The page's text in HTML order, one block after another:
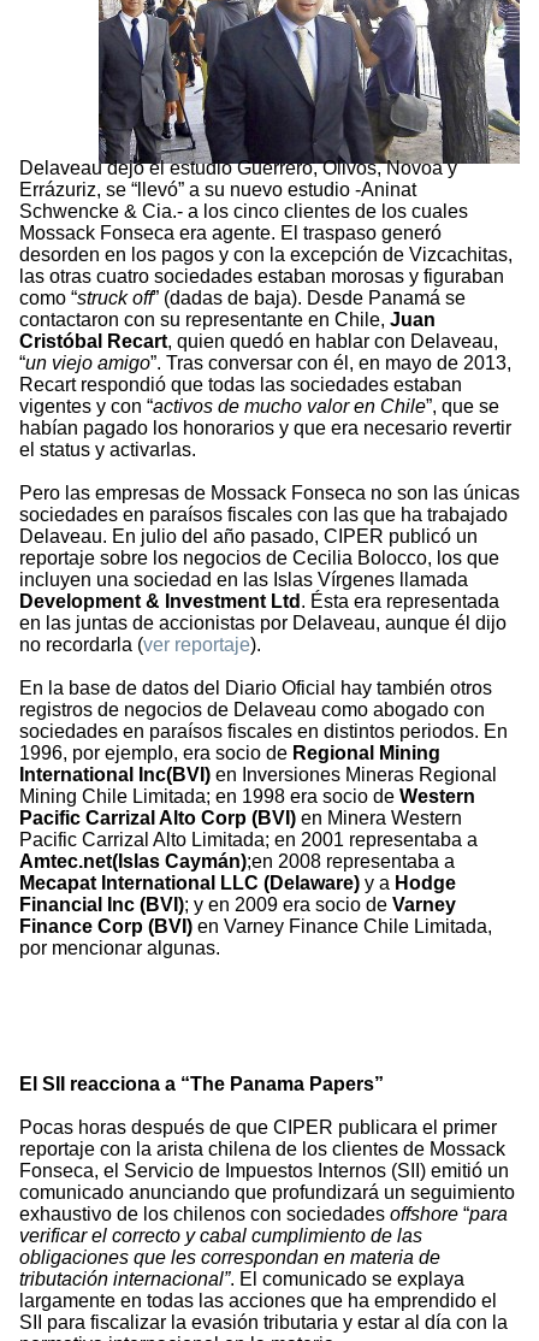
Delaveau dejó el estudio Guerrero, Olivos, Novoa y
Errázuriz, se “llevó” a su nuevo estudio -Aninat
Schwencke & Cia.- a los cinco clientes de los cuales
Mossack Fonseca era agente. El traspaso generó
desorden en los pagos y con la excepción de Vizcachitas,
las otras cuatro sociedades estaban morosas y figuraban
como “struck off” (dadas de baja). Desde Panamá se
contactaron con su representante en Chile, Juan
Cristóbal Recart, quien quedó en hablar con Delaveau,
“un viejo amigo”. Tras conversar con él, en mayo de 2013,
Recart respondió que todas las sociedades estaban
vigentes y con “activos de mucho valor en Chile”, que se
habían pagado los honorarios y que era necesario revertir
el status y activarlas.
Pero las empresas de Mossack Fonseca no son las únicas
sociedades en paraísos fiscales con las que ha trabajado
Delaveau. En julio del año pasado, CIPER publicó un
reportaje sobre los negocios de Cecilia Bolocco, los que
incluyen una sociedad en las Islas Vírgenes llamada
Development & Investment Ltd . Ésta era representada
en las juntas de accionistas por Delaveau, aunque él dijo
no recordarla (ver reportaje).
En la base de datos del Diario Oficial hay también otros
registros de negocios de Delaveau como abogado con
sociedades en paraísos fiscales en distintos periodos. En
1996, por ejemplo, era socio de Regional Mining
International Inc(BVI) en Inversiones Mineras Regional
Mining Chile Limitada; en 1998 era socio de Western
Pacific Carrizal Alto Corp (BVI) en Minera Western
Pacific Carrizal Alto Limitada; en 2001 representaba a
Amtec.net(Islas Caymán);en 2008 representaba a
Mecapat International LLC (Delaware) y a Hodge
Financial Inc (BVI); y en 2009 era socio de Varney
Finance Corp (BVI) en Varney Finance Chile Limitada,
por mencionar algunas.
El SII reacciona a “The Panama Papers”
Pocas horas después de que CIPER publicara el primer
reportaje con la arista chilena de los clientes de Mossack
Fonseca, el Servicio de Impuestos Internos (SII) emitió un
comunicado anunciando que profundizará un seguimiento
exhaustivo de los chilenos con sociedades offshore “para
verificar el correcto y cabal cumplimiento de las
obligaciones que les correspondan en materia de
tributación internacional”. El comunicado se explaya
largamente en todas las acciones que ha emprendido el
SII para fiscalizar la evasión tributaria y estar al día con la